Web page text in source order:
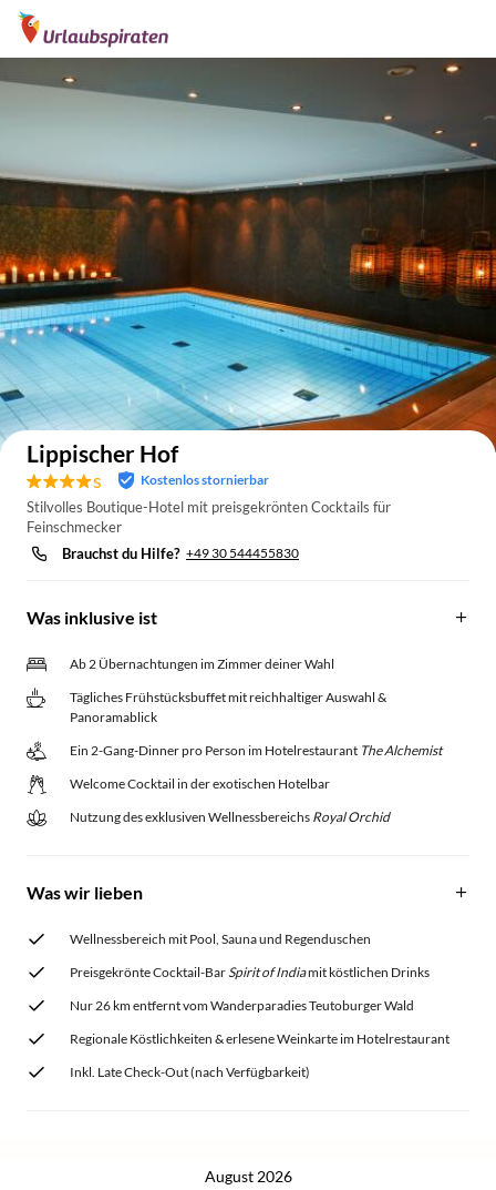
Auf der Karte anzeigen
Lippischer Hof
s Kostenlos stornierbar
Stilvolles Boutique-Hotel mit preisgekrönten Cocktails für
Feinschmecker
Brauchst du Hilfe? +49 30 544455830
Was inklusive ist
Ab 2 Übernachtungen im Zimmer deiner Wahl
Tägliches Frühstücksbuffet mit reichhaltiger Auswahl &
Panoramablick
Ein 2-Gang-Dinner pro Person im Hotelrestaurant The Alchemist
Welcome Cocktail in der exotischen Hotelbar
Nutzung des exklusiven Wellnessbereichs Royal Orchid
Was wir lieben
Wellnessbereich mit Pool, Sauna und Regenduschen
Preisgekrönte Cocktail-Bar Spirit of Indiamit köstlichen Drinks
Nur 26 km entfernt vom Wanderparadies Teutoburger Wald
Regionale Köstlichkeiten & erlesene Weinkarte im Hotelrestaurant
Inkl. Late Check-Out (nach Verfügbarkeit)
August 2026